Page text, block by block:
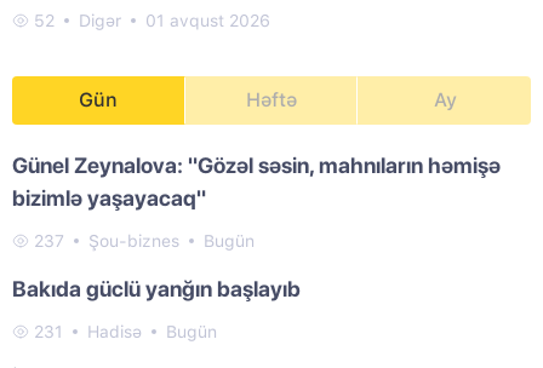
52 Digər 01 avqust 2026
Gün Həftə Ay
Günel Zeynalova: "Gözəl səsin, mahnıların həmişə
bizimlə yaşayacaq"
237 Şou-biznes Bugün
Bakıda güclü yanğın başlayıb
231 Hadisə Bugün